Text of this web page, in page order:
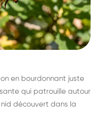
en bourdonnant juste
qui patrouille autour
découvert dans la